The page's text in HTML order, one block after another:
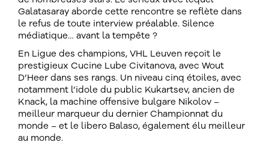
Galatasaray aborde cette rencontre se reflète dans
le refus de toute interview préalable. Silence
médiatique… avant la tempête ?
En Ligue des champions, VHL Leuven reçoit le
prestigieux Cucine Lube Civitanova, avec Wout
D’Heer dans ses rangs. Un niveau cinq étoiles, avec
notamment l’idole du public Kukartsev, ancien de
Knack, la machine offensive bulgare Nikolov –
meilleur marqueur du dernier Championnat du
monde – et le libero Balaso, également élu meilleur
au monde.